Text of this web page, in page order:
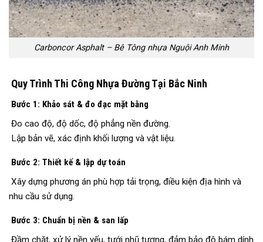
Carboncor Asphalt – Bê Tông nhựa Nguội Anh Minh
Quy Trình Thi Công Nhựa Đường Tại Bắc Ninh
Bước 1: Khảo sát & đo đạc mặt bằng
Đo cao độ, độ dốc, độ phẳng nền đường.
Lập bản vẽ, xác định khối lượng và vật liệu.
Bước 2: Thiết kế & lập dự toán
Xây dựng phương án phù hợp tải trọng, điều kiện địa hình và
nhu cầu sử dụng.
Bước 3: Chuẩn bị nền & san lấp
Đầm chặt, xử lý nền yếu, tưới nhũ tương, đảm bảo độ bám dính